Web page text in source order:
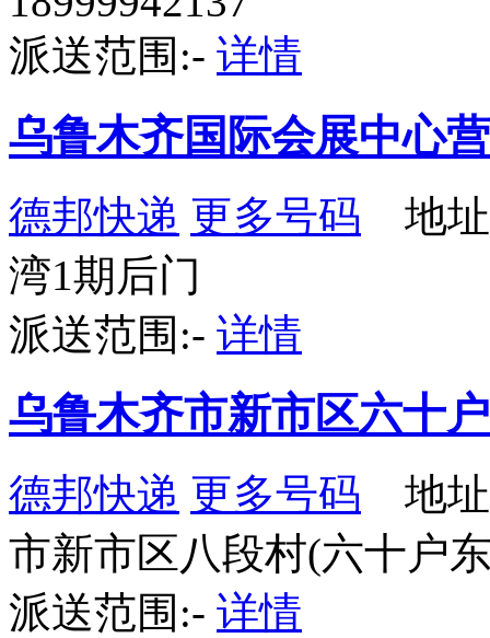
派送范围:- 详情
乌鲁木齐国际会展中心
德邦快递 更多号码 地址
湾1期后门
派送范围:- 详情
乌鲁木齐市新市区六十
德邦快递 更多号码 地址
市新市区八段村(六十户
派送范围:- 详情